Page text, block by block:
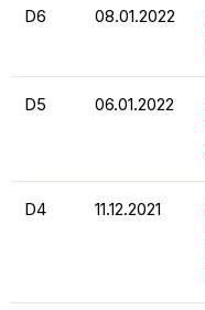
D6 08.01.2022
D5 06.01.2022
D4 11.12.2021